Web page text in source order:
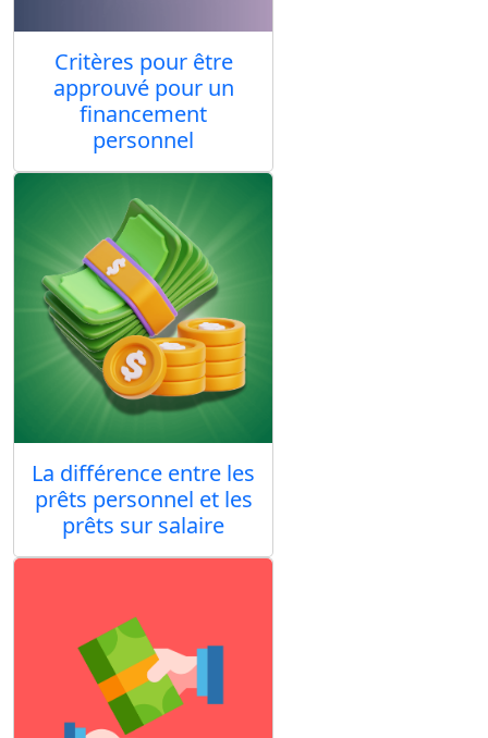
Critères pour être
approuvé pour un
financement
personnel
La différence entre les
prêts personnel et les
prêts sur salaire